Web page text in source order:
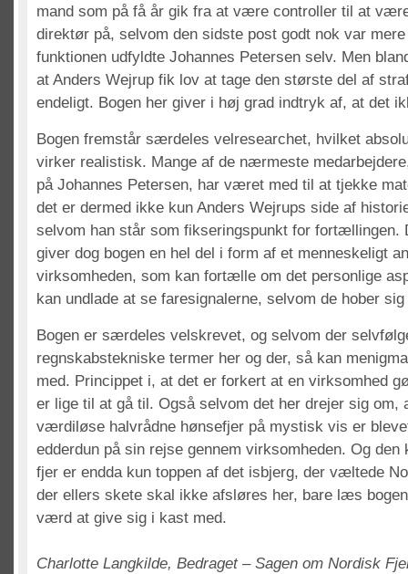
mand som på få år gik fra at være controller til at
direktør på, selvom den sidste post godt nok var
funktionen udfyldte Johannes Petersen selv. Men
at Anders Wejrup fik lov at tage den største del af
endeligt. Bogen her giver i høj grad indtryk af, at det
Bogen fremstår særdeles velresearchet, hvilket
virker realistisk. Mange af de nærmeste
på Johannes Petersen, har været med til at tjekke
det er dermed ikke kun Anders Wejrups side af
selvom han står som fikseringspunkt for fortællingen.
giver dog bogen en hel del i form af et menneskeligt
virksomheden, som kan fortælle om det personlige
kan undlade at se faresignalerne, selvom de hober sig
Bogen er særdeles velskrevet, og selvom der
regnskabstekniske termer her og der, så kan
med. Princippet i, at det er forkert at en virksomhed
er lige til at gå til. Også selvom det her drejer sig om,
værdiløse halvrådne hønsefjer på mystisk vis er
edderdun på sin rejse gennem virksomheden. Og den
fjer er endda kun toppen af det isbjerg, der væltede
der ellers skete skal ikke afsløres her, bare læs
værd at give sig i kast med.
Charlotte Langkilde, Bedraget – Sagen om Nordisk